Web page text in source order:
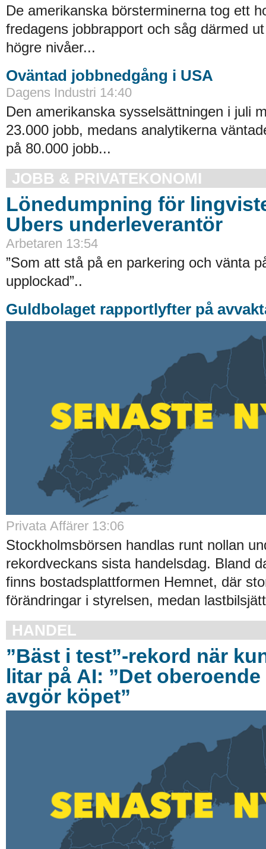
De amerikanska börsterminerna tog ett
fredagens jobbrapport och såg därmed
högre nivåer...
Oväntad jobbnedgång i USA
Dagens Industri 14:40
Den amerikanska sysselsättningen i juli
23.000 jobb, medans analytikerna
på 80.000 jobb...
JOBB & PRIVATEKONOMI
Lönedumpning för
Ubers underleverantör
Arbetaren 13:54
”Som att stå på en parkering och vänta
upplockad”..
Guldbolaget rapportlyfter på
Privata Affärer 13:06
Stockholmsbörsen handlas runt nollan
rekordveckans sista handelsdag. Bland
finns bostadsplattformen Hemnet, där
förändringar i styrelsen, medan
HANDEL
”Bäst i test”-rekord när
litar på AI: ”Det
avgör köpet”